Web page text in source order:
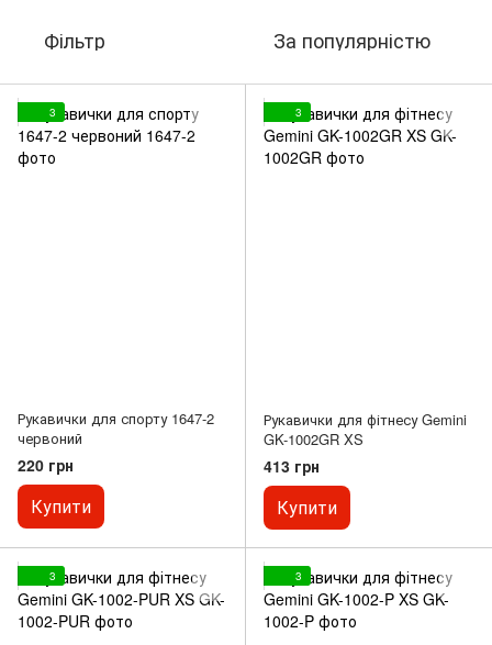
Фільтр За популярністю
3
Рукавички для спорту 1647-2
червоний
220 грн
Купити
3
Рукавички для фітнесу Gemini
GK-1002GR XS
413 грн
Купити
3 3